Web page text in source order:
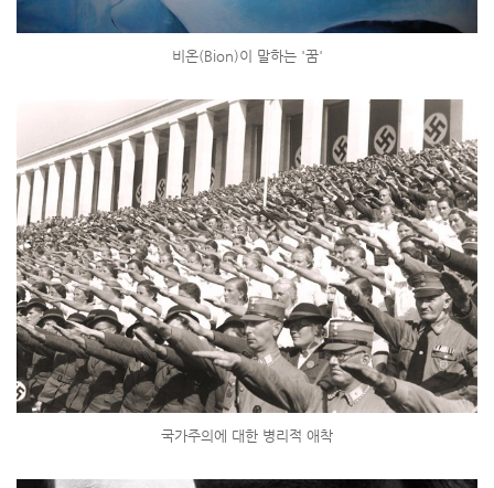
비온(Bion)이 말하는 '꿈'
국가주의에 대한 병리적 애착